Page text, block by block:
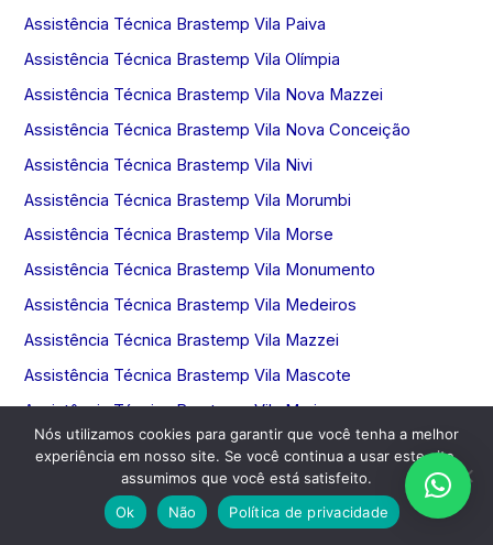
Assistência Técnica Brastemp Vila Paiva
Assistência Técnica Brastemp Vila Olímpia
Assistência Técnica Brastemp Vila Nova Mazzei
Assistência Técnica Brastemp Vila Nova Conceição
Assistência Técnica Brastemp Vila Nivi
Assistência Técnica Brastemp Vila Morumbi
Assistência Técnica Brastemp Vila Morse
Assistência Técnica Brastemp Vila Monumento
Assistência Técnica Brastemp Vila Medeiros
Assistência Técnica Brastemp Vila Mazzei
Assistência Técnica Brastemp Vila Mascote
Assistência Técnica Brastemp Vila Marina
Assistência Técnica Brastemp Vila Marilena
Nós utilizamos cookies para garantir que você tenha a melhor
experiência em nosso site. Se você continua a usar este site,
assumimos que você está satisfeito.
Ok
Não Política de privacidade